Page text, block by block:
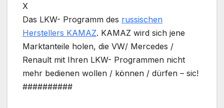
X
Das LKW- Programm des russischen
Herstellers KAMAZ. KAMAZ wird sich jene
Marktanteile holen, die VW/ Mercedes /
Renault mit Ihren LKW- Programmen nicht
mehr bedienen wollen / können / dürfen – sic!
##########